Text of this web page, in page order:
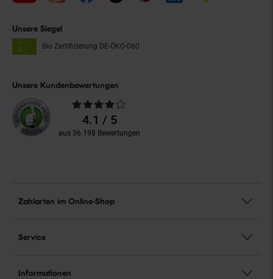
Unsere Siegel
Bio Zertifizierung DE-ÖKO-060
Unsere Kundenbewertungen
Durchschnittliche
Bewertungen4.1 / 5
aus 36.198 Bewertungen
Zahlarten im Online-Shop
Service
Informationen